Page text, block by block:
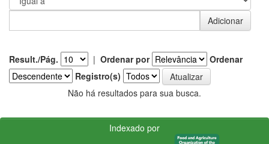
Result./Pág. | Ordenar por
Ordenar
Registro(s)
Não há resultados para sua busca.
Indexado por